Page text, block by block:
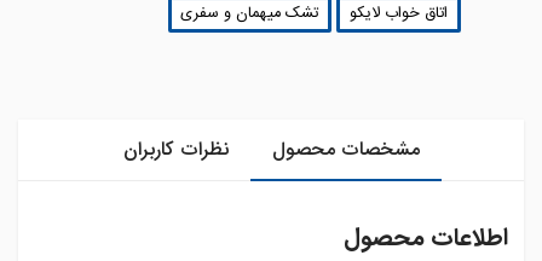
اتاق خواب لایکو تشک میهمان و سفری
مشخصات محصول نظرات کاربران
اطلاعات محصول